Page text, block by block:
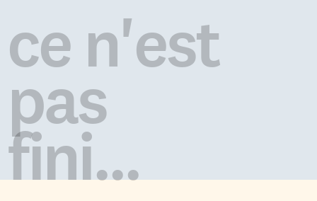
ce n'est
pas
fini...